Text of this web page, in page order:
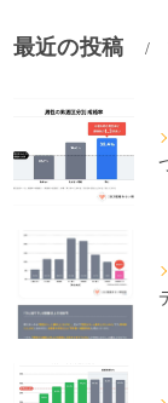
最近の投稿